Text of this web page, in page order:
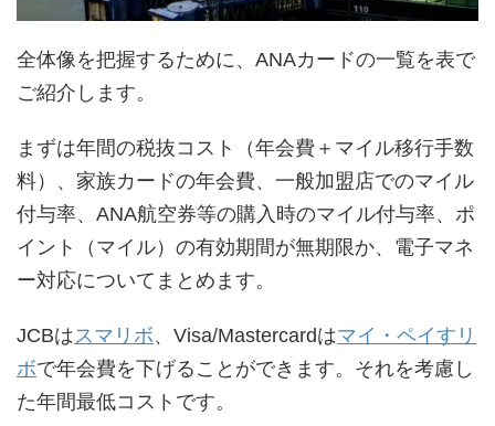
全体像を把握するために、ANAカードの一覧を表で
ご紹介します。
まずは年間の税抜コスト（年会費＋マイル移行手数
料）、家族カードの年会費、一般加盟店でのマイル
付与率、ANA航空券等の購入時のマイル付与率、ポ
イント（マイル）の有効期間が無期限か、電子マネ
ー対応についてまとめます。
JCBは スマリボ、Visa/Mastercardはマイ・ペイすリ
ボで年会費を下げることができます。それを考慮し
た年間最低コストです。